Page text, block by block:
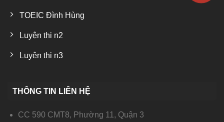
TOEIC Đình Hùng
Luyện thi n2
Luyện thi n3
THÔNG TIN LIÊN HỆ
CC 590 CMT8, Phường 11, Quận 3